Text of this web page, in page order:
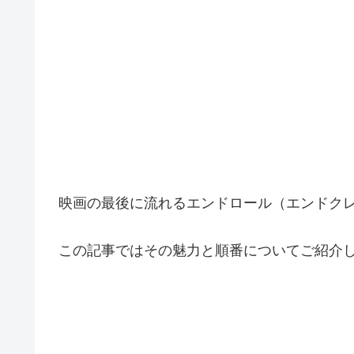
映画の最後に流れるエンドロール（エンドク
この記事ではその魅力と順番についてご紹介